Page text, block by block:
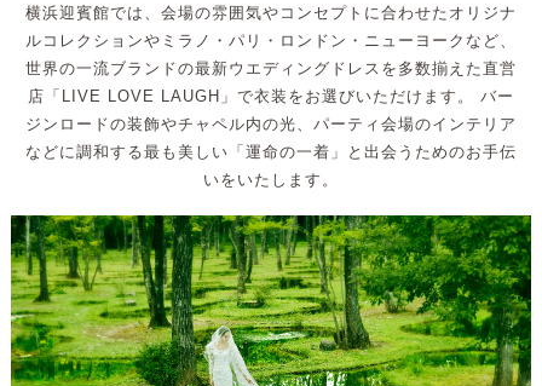
横浜迎賓館では、会場の雰囲気やコンセプトに合わせたオリジナ
ルコレクションやミラノ・パリ・ロンドン・ニューヨークなど、
世界の一流ブランドの最新ウエディングドレスを多数揃えた直営
店「LIVE LOVE LAUGH」で衣装をお選びいただけます。
バー
ジンロードの装飾やチャペル内の光、パーティ会場のインテリア
などに調和する最も美しい「運命の一着」と出会うためのお手伝
いをいたします。